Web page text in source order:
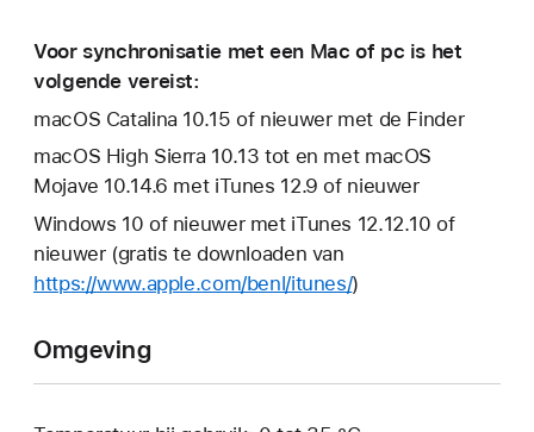
Voor synchronisatie met een Mac of pc is het
volgende vereist:
macOS Catalina 10.15 of nieuwer met de Finder
macOS High Sierra 10.13 tot en met macOS
Mojave 10.14.6 met iTunes 12.9 of nieuwer
Windows 10 of nieuwer met iTunes 12.12.10 of
nieuwer (gratis te downloaden van
https://www.apple.com/benl/itunes/)
Omgeving